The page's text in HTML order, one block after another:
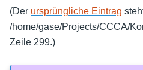
(Der ursprüngliche Eintrag
/home/gase/Projects/CCCA/
Zeile 299.)